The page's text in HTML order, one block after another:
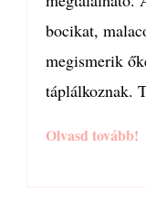
bocikat,
megismerik
táplálkoznak.
Olvasd tovább!